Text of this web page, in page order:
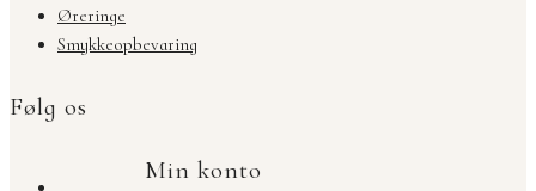
Øreringe
Smykkeopbevaring
Følg os
Min konto